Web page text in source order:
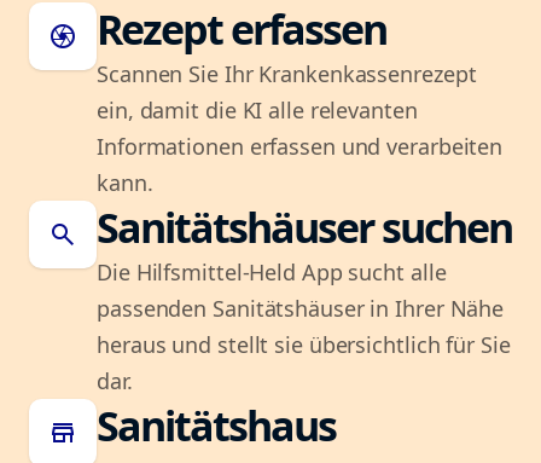
camera Rezept erfassen
Scannen Sie Ihr Krankenkassenrezept
ein, damit die KI alle relevanten
Informationen erfassen und verarbeiten
kann.
search Sanitätshäuser suchen
Die Hilfsmittel-Held App sucht alle
passenden Sanitätshäuser in Ihrer Nähe
heraus und stellt sie übersichtlich für Sie
dar.
store
Sanitätshaus